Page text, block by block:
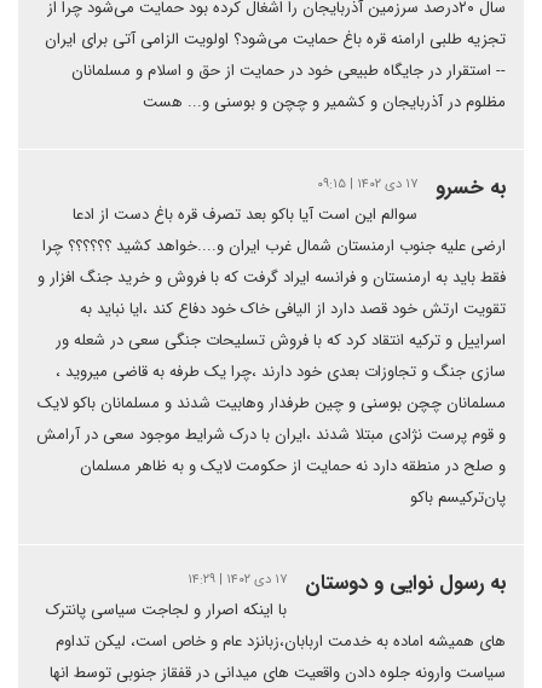
سال ۲۰درصد سرزمین آذربایجان را اشغال کرده بود حمایت می‌شود چرا از
تجزیه طلبی ارامنه قره باغ حمایت می‌شود؟ اولویت الزامی آتی برای ایران
-- استقرار در جایگاه طبیعی خود در حمایت از حق و اسلام و مسلمانان
مظلوم در آذربایجان و کشمیر و چچن و بوسنی و... هست
به خسرو ۱۷ دی ۱۴۰۲ | ۰۹:۱۵
سوالم این است آیا باکو بعد تصرف قره باغ دست از ادعا
ارضی علیه جنوب ارمنستان شمال غرب ایران و....خواهد کشید ؟؟؟؟؟؟ چرا
فقط باید به ارمنستان و فرانسه ایراد گرفت که با فروش و خرید جنگ افزار و
تقویت ارتش خود قصد دارد از الیافی خاک خود دفاع کند ،ایا نباید به
اسراییل و ترکیه انتقاد کرد که با فروش تسلیحات جنگی سعی در شعله ور
سازی جنگ و تجاوزات بعدی خود دارند ،چرا یک طرفه به قاضی میروید ،
مسلمانان چچن بوسنی و چین طرفدار وهابیت شدند و مسلمانان باکو لایک
و قوم پرست نژادی مبتلا شدند ،ایران با درک شرایط موجود سعی در آرامش
و صلح در منطقه دارد نه حمایت از حکومت لایک و به ظاهر مسلمان
پان‌ترکیسم باکو
به رسول نوایی و دوستان ۱۷ دی ۱۴۰۲ | ۱۴:۲۹
با اینکه اصرار و لجاجت سیاسی پانترک
های همیشه اماده به خدمت اربابان،زبانزد عام و خاص است، لیکن تداوم
سیاست وارونه جلوه دادن واقعیت های میدانی در قفقاز جنوبی توسط انها